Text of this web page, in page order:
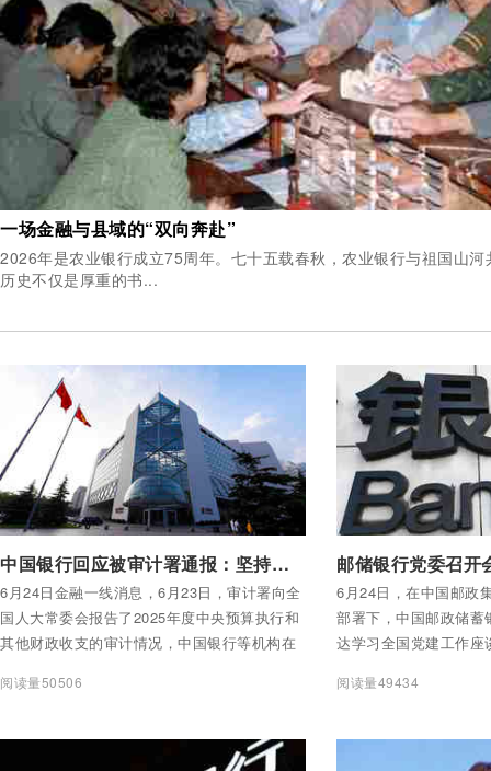
一场金融与县域的“双向奔赴”
2026年是农业银行成立75周年。七十五载春秋，农业银行与祖国山
历史不仅是厚重的书...
中国银行回应被审计署通报：坚持立行立改，扎实推进整改
6月24日金融一线消息，6月23日，审计署向全
国人大常委会报告了2025年度中央预算执行和
其他财政收支的审计情况，中国银行等机构在
阅读量50506
6月24日，在中国邮政
部署下，中国邮政储
达学习全国党建工作
持会议。
阅读量49434